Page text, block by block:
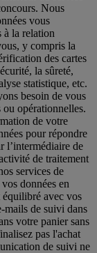
Nous
vous
à la relation
y compris la
des cartes
la sûreté,
statistique, etc.
besoin de vous
opérationnelles.
de votre
pour répondre
l’intermédiaire de
de traitement
services de
données en
avec vos
mails de suivi dans
votre panier sans
pas l'achat
de suivi ne